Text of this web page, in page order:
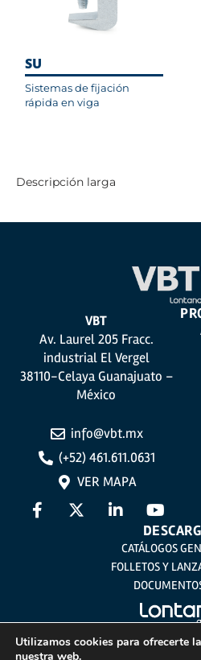
SU
Sistemas de fijación
rápida en viga
Descripción larga
VBT
Av. Laurel 205 Fracc.
industrial El Vergel
38110-Celaya Guanajuato –
México
info@vbt.mx
(+52) 461.611.0631
VER MAPA
CATÁLOGOS
FOLLETOS Y
Utilizamos cookies para ofrecerte
nuestra web.